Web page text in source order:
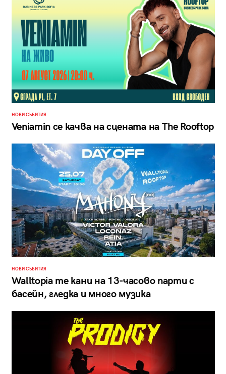
НОВИ СЪБИТИЯ
Veniamin се качва на сцената на The Rooftop
НОВИ СЪБИТИЯ
Walltopia те кани на 13-часово парти с
басейн, гледка и много музика